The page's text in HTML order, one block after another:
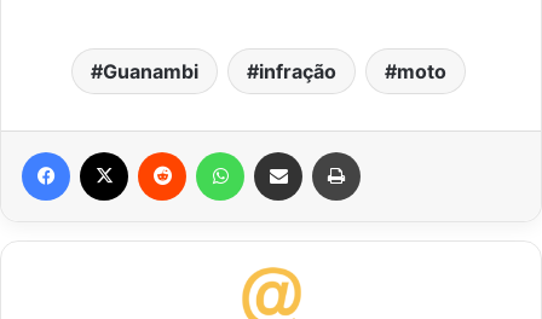
Guanambi infração moto
Facebook Reddit WhatsAppCompartilhar via e-mail